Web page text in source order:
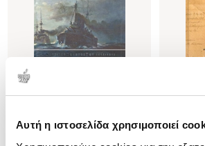
Αυτή η ιστοσελίδα χρησιμοποιεί
(0)